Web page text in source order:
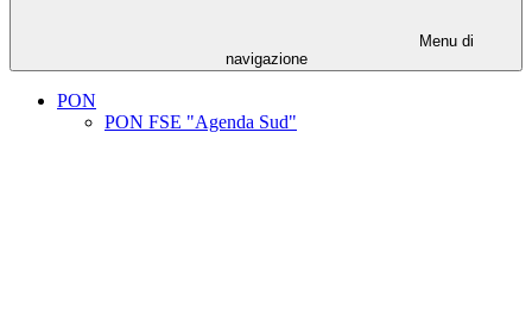
Menu di
navigazione
PON
PON FSE "Agenda Sud"